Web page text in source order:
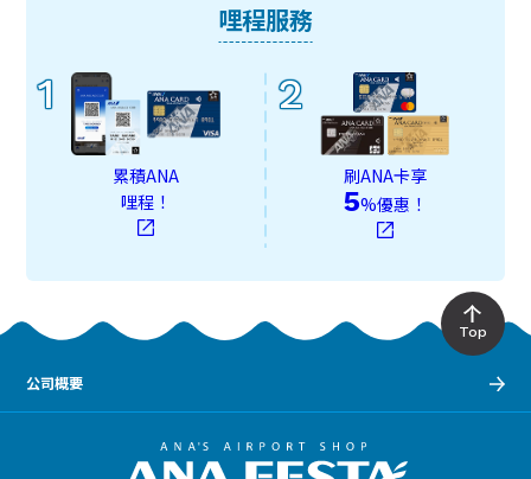
哩程服務
1
累積ANA
哩程！
2
刷ANA卡享
5%優惠！
Top
公司概要